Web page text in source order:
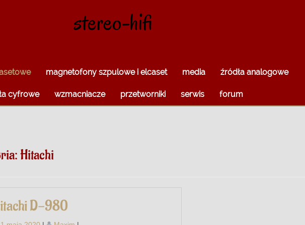
stereo-hifi
magnetofony szpulowe i elcaset media źródła analogowe
cyfrowe wzmacniacze przetworniki serwis forum
Hitachi
D-980